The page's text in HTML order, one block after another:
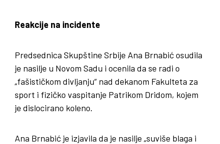
Reakcije na incidente
Predsednica Skupštine Srbije Ana Brnabić osudila
je nasilje u Novom Sadu i ocenila da se radi o
„fašističkom divljanju“ nad dekanom Fakulteta za
sport i fizičko vaspitanje Patrikom Dridom, kojem
je dislocirano koleno.
Ana Brnabić je izjavila da je nasilje „suviše blaga i